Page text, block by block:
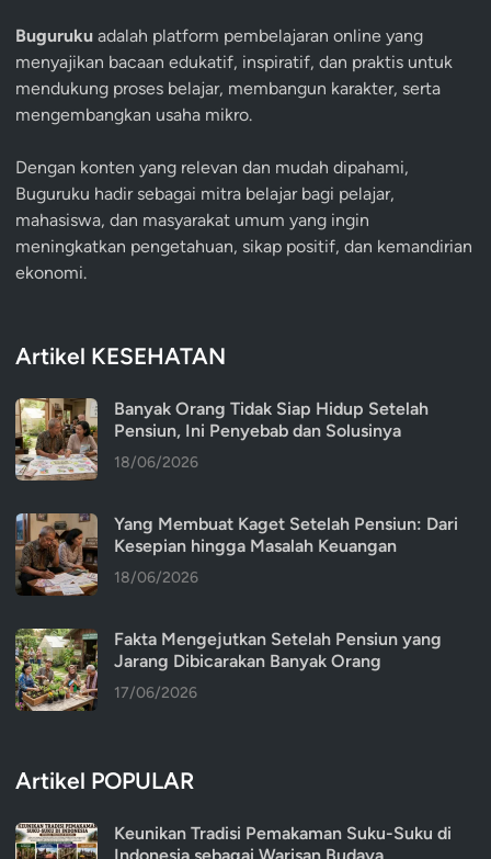
Buguruku adalah platform pembelajaran online yang
menyajikan bacaan edukatif, inspiratif, dan praktis untuk
mendukung proses belajar, membangun karakter, serta
mengembangkan usaha mikro.
Dengan konten yang relevan dan mudah dipahami,
Buguruku hadir sebagai mitra belajar bagi pelajar,
mahasiswa, dan masyarakat umum yang ingin
meningkatkan pengetahuan, sikap positif, dan kemandirian
ekonomi.
Artikel KESEHATAN
Banyak Orang Tidak Siap Hidup Setelah
Pensiun, Ini Penyebab dan Solusinya
18/06/2026
Yang Membuat Kaget Setelah Pensiun: Dari
Kesepian hingga Masalah Keuangan
18/06/2026
Fakta Mengejutkan Setelah Pensiun yang
Jarang Dibicarakan Banyak Orang
17/06/2026
Artikel POPULAR
Keunikan Tradisi Pemakaman Suku-Suku di
Indonesia sebagai Warisan Budaya